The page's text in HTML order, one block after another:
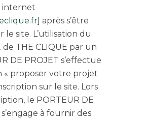
internet
] après s’être
le site. L’utilisation du
de THE CLIQUE par un
DE PROJET s’effectue
« proposer votre projet
sur le site. Lors
le PORTEUR DE
à fournir des